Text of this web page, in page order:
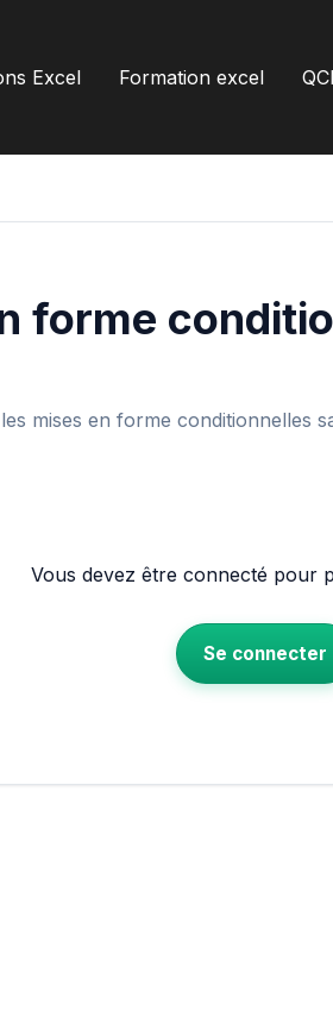
Excel Formation excel
forme
mises en forme conditionnelles
Vous devez être connecté pour
Se connecter